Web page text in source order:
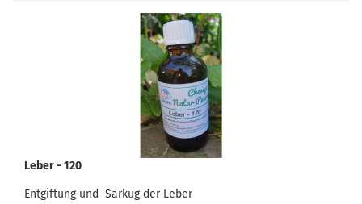
Leber - 120
Entgiftung und Särkug der Leber